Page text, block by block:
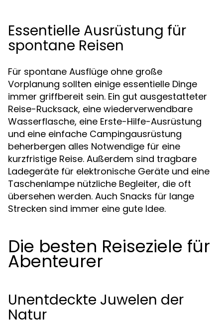
Essentielle Ausrüstung für
spontane Reisen
Für spontane Ausflüge ohne große
Vorplanung sollten einige essentielle Dinge
immer griffbereit sein. Ein gut ausgestatteter
Reise-Rucksack, eine wiederverwendbare
Wasserflasche, eine Erste-Hilfe-Ausrüstung
und eine einfache Campingausrüstung
beherbergen alles Notwendige für eine
kurzfristige Reise. Außerdem sind tragbare
Ladegeräte für elektronische Geräte und eine
Taschenlampe nützliche Begleiter, die oft
übersehen werden. Auch Snacks für lange
Strecken sind immer eine gute Idee.
Die besten Reiseziele für
Abenteurer
Unentdeckte Juwelen der
Natur